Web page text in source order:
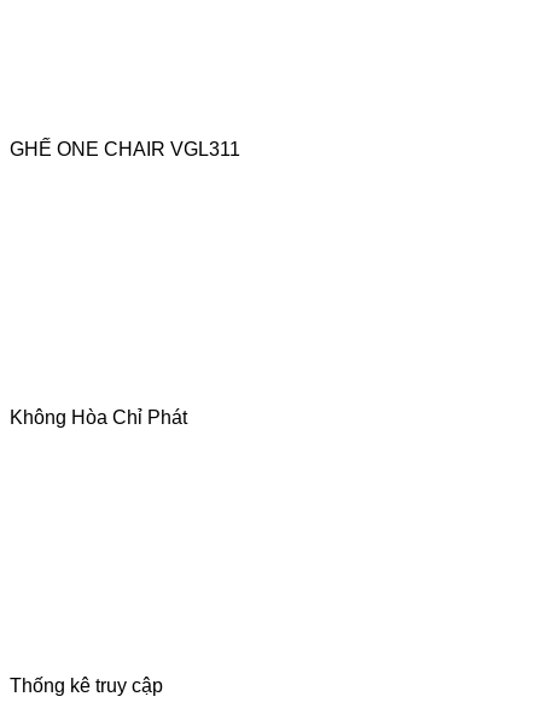
GHẾ ONE CHAIR VGL311
Không Hòa Chỉ Phát
Thống kê truy cập